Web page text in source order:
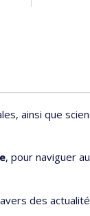
ainsi que
, pour naviguer au
des